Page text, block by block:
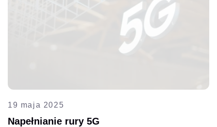
19 maja 2025
Napełnianie rury 5G